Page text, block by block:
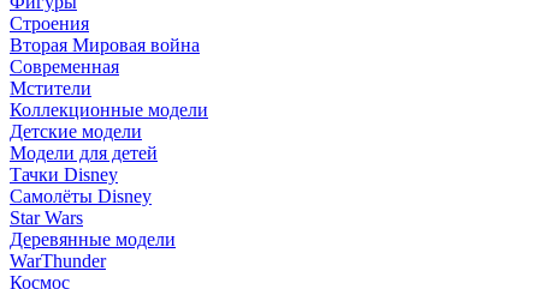
Строения
Вторая Мировая война
Современная
Мстители
Коллекционные модели
Детские модели
Модели для детей
Тачки Disney
Самолёты Disney
Star Wars
Деревянные модели
WarThunder
Космос